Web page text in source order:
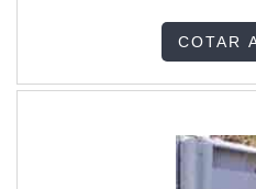
confiabilidade, robustez e um
Algumas característicasCOTAR